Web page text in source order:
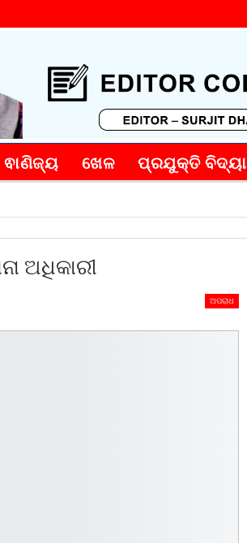
ଵାଣିଜ୍ୟ ଖେଳ ପ୍ରଯୁକ୍ତି ବିଦ୍ୟା
ଅଧିକାରୀ
ଅପରାଧ